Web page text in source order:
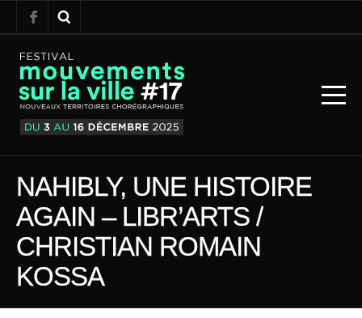
NAHIBLY, UNE HISTOIRE
AGAIN – LIBR’ARTS /
CHRISTIAN ROMAIN
KOSSA